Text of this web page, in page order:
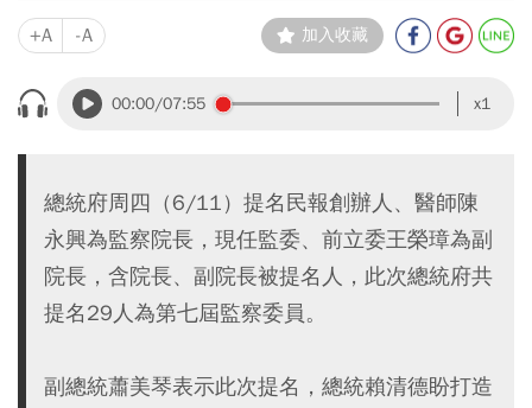
+A -A 加入收藏
00:00/07:55 x1
總統府周四（6/11）提名民報創辦人、醫師陳
永興為監察院長，現任監委、前立委王榮璋為副
院長，含院長、副院長被提名人，此次總統府共
提名29人為第七屆監察委員。
副總統蕭美琴表示此次提名，總統賴清德盼打造